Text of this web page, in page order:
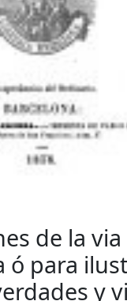
de la via
ó para
y